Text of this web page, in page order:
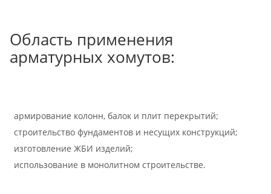
Область применения
арматурных хомутов:
армирование колонн, балок и плит перекрытий;
строительство фундаментов и несущих конструкций;
изготовление ЖБИ изделий;
использование в монолитном строительстве.